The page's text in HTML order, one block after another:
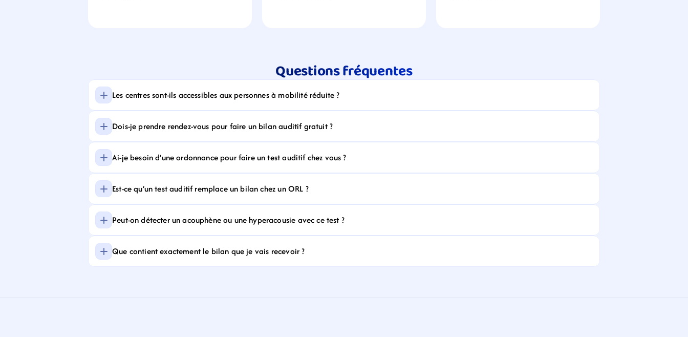
Questions fréquentes
Les centres sont-ils accessibles aux personnes à mobilité réduite ?
Dois-je prendre rendez-vous pour faire un bilan auditif gratuit ?
Ai-je besoin d’une ordonnance pour faire un test auditif chez vous ?
Est-ce qu’un test auditif remplace un bilan chez un ORL ?
Peut-on détecter un acouphène ou une hyperacousie avec ce test ?
Que contient exactement le bilan que je vais recevoir ?